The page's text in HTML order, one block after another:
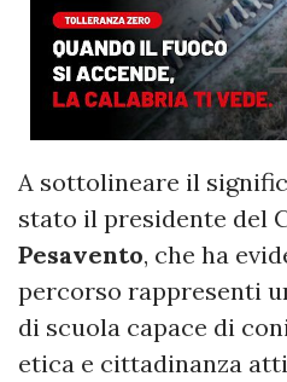
A sottolineare il
stato il presidente del
Pesavento, che ha
percorso rappresenti
di scuola capace di
etica e cittadinanza